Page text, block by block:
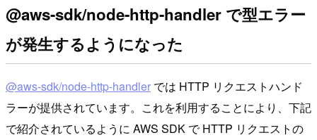
@aws-sdk/node-http-handler で型エラー
が発生するようになった
@aws-sdk/node-http-handler では HTTP リクエストハンド
ラーが提供されています。これを利用することにより、下記
で紹介されているように AWS SDK で HTTP リクエストの